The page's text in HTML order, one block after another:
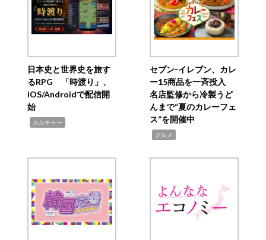
日本史と世界史を旅す
るRPG 「時渡り」、
iOS/Androidで配信開
始
カルチャー
セブン‐イレブン、カレ
ー15商品を一斉投入
名店監修から冷製うど
んまで“夏のカレーフェ
ス”を開催中
グルメ